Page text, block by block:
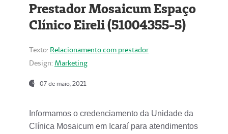
Prestador Mosaicum Espaço
Clínico Eireli (51004355-5)
Texto: Relacionamento com prestador
Design: Marketing
07 de maio, 2021
Informamos o credenciamento da Unidade da
Clínica Mosaicum em Icaraí para atendimentos